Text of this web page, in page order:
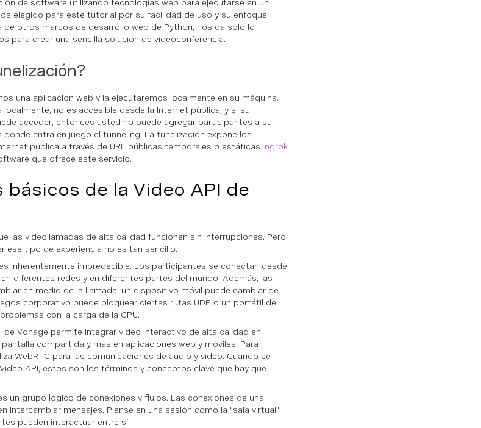
de software utilizando tecnologías web para ejecutarse en un
elegido para este tutorial por su facilidad de uso y su enfoque
de otros marcos de desarrollo web de Python, nos da sólo lo
para crear una sencilla solución de videoconferencia.
una aplicación web y la ejecutaremos localmente en su máquina.
localmente, no es accesible desde la Internet pública, y si su
acceder, entonces usted no puede agregar participantes a su
donde entra en juego el tunneling. La tunelización expone los
pública a través de URL públicas temporales o estáticas. ngrok
que ofrece este servicio.
básicos de la Video API de
las videollamadas de alta calidad funcionen sin interrupciones. Pero
ese tipo de experiencia no es tan sencillo.
inherentemente impredecible. Los participantes se conectan desde
diferentes redes y en diferentes partes del mundo. Además, las
en medio de la llamada: un dispositivo móvil puede cambiar de
corporativo puede bloquear ciertas rutas UDP o un portátil de
con la carga de la CPU.
de Vonage permite integrar video interactivo de alta calidad en
compartida y más en aplicaciones web y móviles. Para
WebRTC para las comunicaciones de audio y video. Cuando se
API, estos son los términos y conceptos clave que hay que
un grupo lógico de conexiones y flujos. Las conexiones de una
intercambiar mensajes. Piense en una sesión como la "sala virtual"
pueden interactuar entre sí.